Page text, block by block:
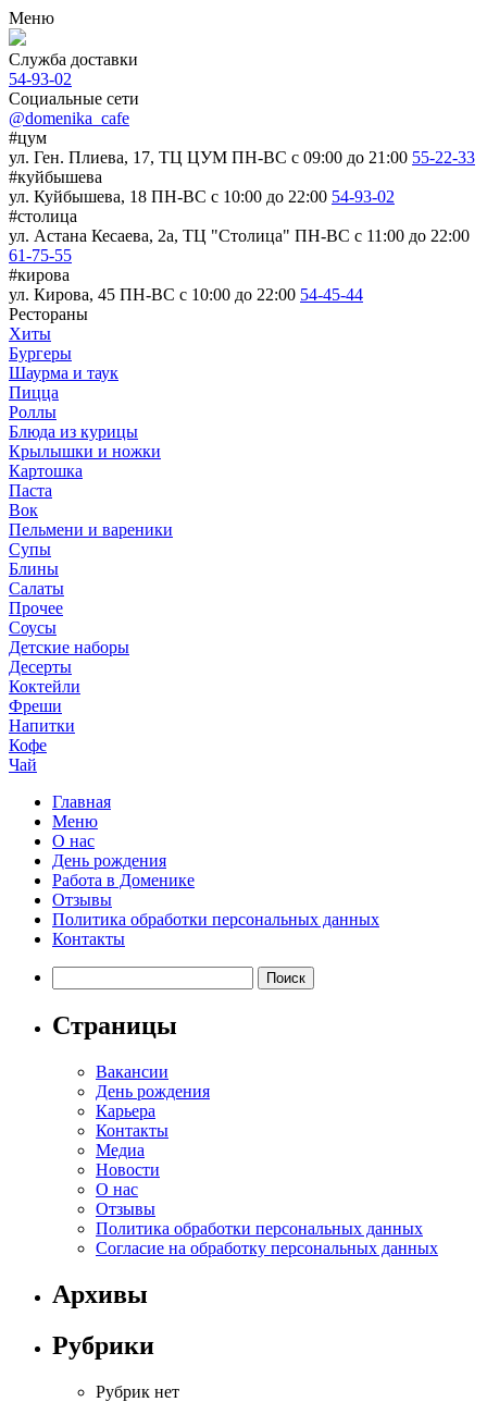
Меню
Служба доставки
54-93-02
Социальные сети
@domenika_cafe
#цум
ул. Ген. Плиева, 17, ТЦ ЦУМ ПН-ВС c 09:00 до 21:00 55-22-33
#куйбышева
ул. Куйбышева, 18 ПН-ВС c 10:00 до 22:00 54-93-02
#столица
ул. Астана Кесаева, 2а, ТЦ "Столица" ПН-ВС c 11:00 до 22:00
61-75-55
#кирова
ул. Кирова, 45 ПН-ВС c 10:00 до 22:00 54-45-44
Рестораны
Хиты
Бургеры
Шаурма и таук
Пицца
Роллы
Блюда из курицы
Крылышки и ножки
Картошка
Паста
Вок
Пельмени и вареники
Супы
Блины
Салаты
Прочее
Соусы
Детские наборы
Десерты
Коктейли
Фреши
Напитки
Кофе
Чай
Главная
Меню
О нас
День рождения
Работа в Доменике
Отзывы
Политика обработки персональных данных
Контакты
Страницы
Вакансии
День рождения
Карьера
Контакты
Медиа
Новости
О нас
Отзывы
Политика обработки персональных данных
Согласие на обработку персональных данных
Архивы
Рубрики
Рубрик нет